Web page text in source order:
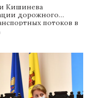
Кишинева
дорожного
потоков в
в частности,
Буюканах, а также
году
улицу